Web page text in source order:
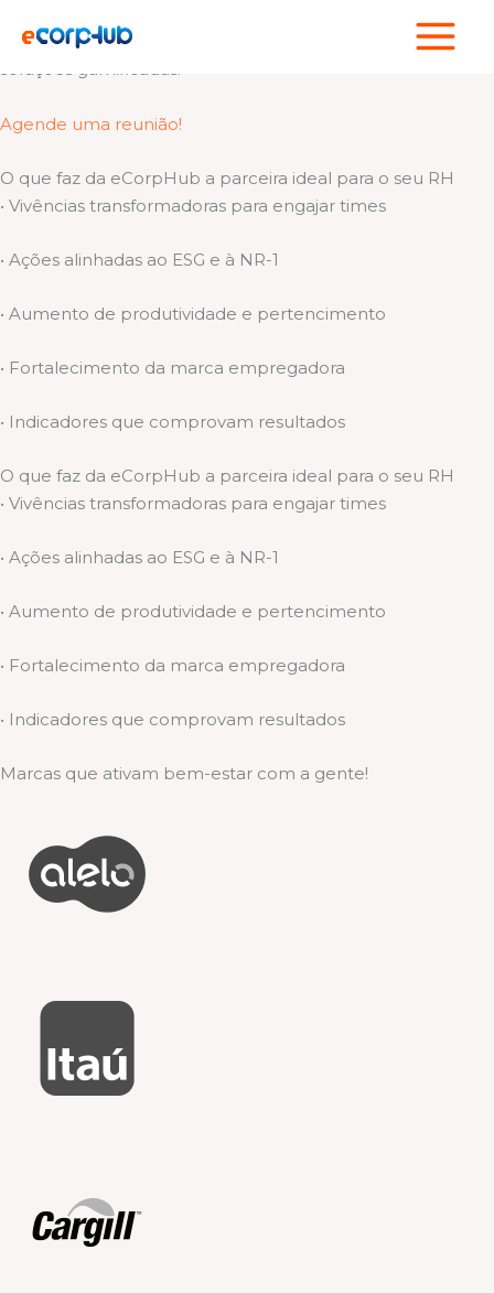
para
Somos um hub de experiências esportivas, bem-estar e
soluções gamificadas.
Agende uma reunião!
O que faz da eCorpHub a parceira ideal para o seu RH
• Vivências transformadoras para engajar times
• Ações alinhadas ao ESG e à NR-1
• Aumento de produtividade e pertencimento
• Fortalecimento da marca empregadora
• Indicadores que comprovam resultados
O que faz da eCorpHub a parceira ideal para o seu RH
• Vivências transformadoras para engajar times
• Ações alinhadas ao ESG e à NR-1
• Aumento de produtividade e pertencimento
• Fortalecimento da marca empregadora
• Indicadores que comprovam resultados
Marcas que ativam bem-estar com a gente!